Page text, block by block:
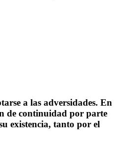
a las adversidades. En
de continuidad por parte
existencia, tanto por el